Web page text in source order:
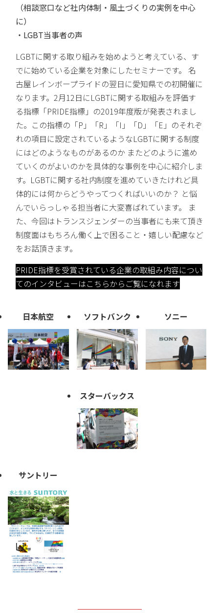
（相談窓口など社内体制・風土づくりの実例を中心
に）
・LGBT当事者の声
LGBTに関する取り組みを始めようと考えている、す
でに始めている企業を対象にしたセミナーです。 名
古屋レインボープライドの翌日に愛知県での初開催に
なります。2月12日にLGBTに関する取組みを評価す
る指標「PRIDE指標」の2019年度版が発表されまし
た。この指標の「P」「R」「I」「D」「E」のそれぞ
れの項目に設定されているようなLGBTに関する制度
にはどのようなものがあるのか またどのように進め
ていくのがよいのかを具体的な事例を中心に紹介しま
す。LGBTに関する社内制度を進めていきたけれど具
体的には何からどうやってつくればいいのか？ と悩
んでいらっしゃる担当者に大変喜ばれています。 ま
た、今回はトランスジェンダーの当事者にも来て頂き
制度面はもちろん働く上で困ること・嬉しい配慮など
をお話頂きます。
PRIDE指標を受賞されている企業の取組み内容につい
てのインタビューはこちらからご覧になれます
日本航空 ソフトバンク ソニー
スターバックス
サントリー